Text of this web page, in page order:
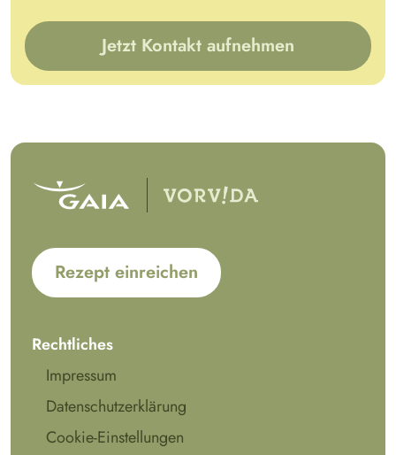
Jetzt Kontakt aufnehmen
Rezept einreichen
Rechtliches
Impressum
Datenschutzerklärung
Cookie-Einstellungen